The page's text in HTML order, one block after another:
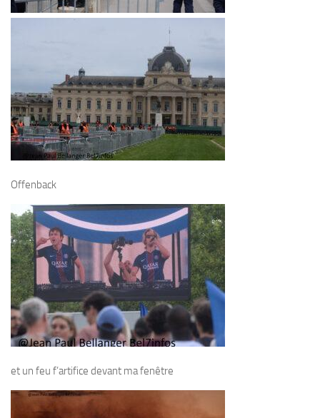
Offenback
et un feu f’artifice devant ma fenêtre